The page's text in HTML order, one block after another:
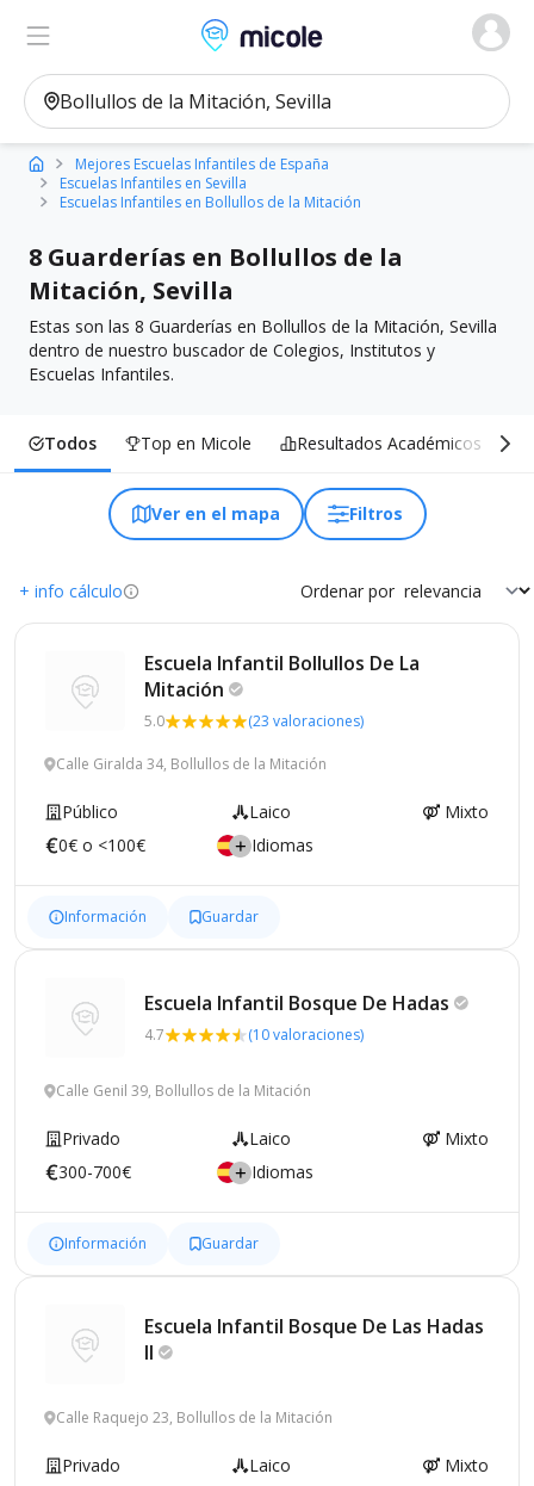
Micole, buscador de colegios
Ver en el mapa
Mejores Escuelas Infantiles de España
Escuelas Infantiles en Sevilla
Escuelas Infantiles en Bollullos de la Mitación
8 Guarderías en Bollullos de la
Mitación, Sevilla
Estas son las 8 Guarderías en Bollullos de la Mitación, Sevilla
dentro de nuestro buscador de Colegios, Institutos y
Escuelas Infantiles.
Todos Top en Micole Resultados Académicos
Ver en el mapa Filtros
+ info cálculo Ordenar por
Escuela Infantil Bollullos De La
Mitación
5.0 (23 valoraciones)
Calle Giralda 34, Bollullos de la Mitación
Público Laico
Mixto
0€ o <100€
Idiomas
Información Guardar
Escuela Infantil Bosque De Hadas
4.7 (10 valoraciones)
Calle Genil 39, Bollullos de la Mitación
Privado Laico
Mixto
300-700€
Idiomas
Información Guardar
Escuela Infantil Bosque De Las Hadas
II
Calle Raquejo 23, Bollullos de la Mitación
Privado Laico
Mixto